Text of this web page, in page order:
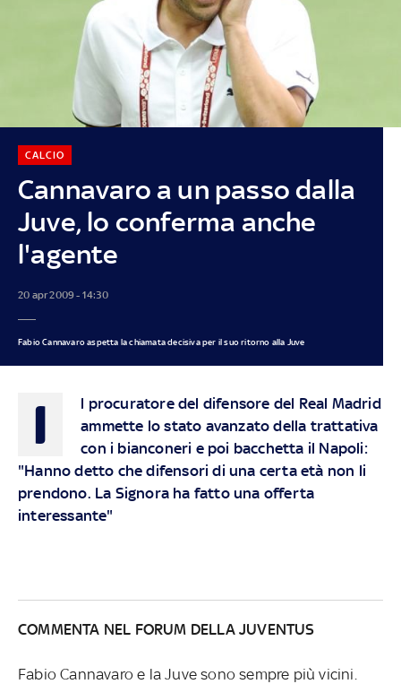
Cannavaro a un passo dalla
Juve, lo conferma anche
l'agente
CALCIO
20 apr 2009 - 14:30
Fabio Cannavaro aspetta la chiamata decisiva per il suo ritorno alla Juve
I
l procuratore del difensore del Real Madrid
ammette lo stato avanzato della trattativa
con i bianconeri e poi bacchetta il Napoli:
"Hanno detto che difensori di una certa età non li
prendono. La Signora ha fatto una offerta
interessante"
COMMENTA NEL FORUM DELLA JUVENTUS
Fabio Cannavaro e la Juve sono sempre più vicini.